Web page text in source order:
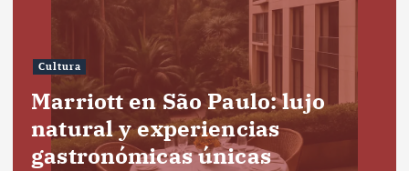
Cultura
Marriott en São Paulo: lujo
natural y experiencias
gastronómicas únicas